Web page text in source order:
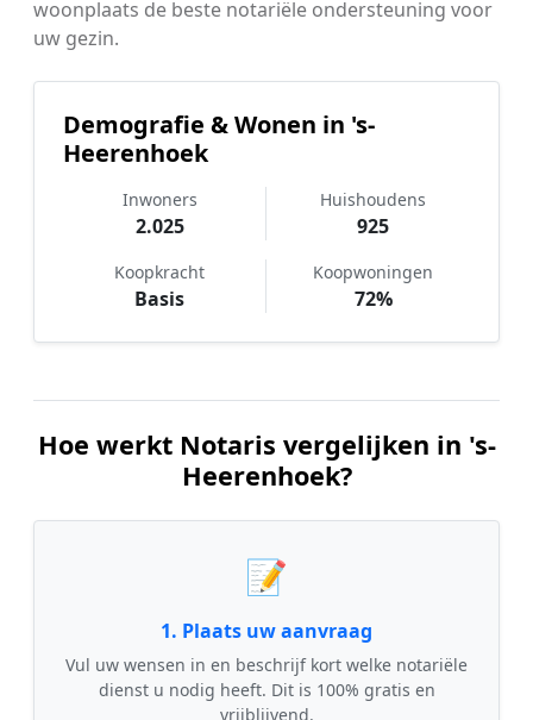
woonplaats de beste notariële ondersteuning voor
uw gezin.
Demografie & Wonen in 's-
Heerenhoek
Inwoners
2.025
Huishoudens
925
Koopkracht
Basis
Koopwoningen
72%
Hoe werkt Notaris vergelijken in 's-
Heerenhoek?
📝
1. Plaats uw aanvraag
Vul uw wensen in en beschrijf kort welke notariële
dienst u nodig heeft. Dit is 100% gratis en
vrijblijvend.